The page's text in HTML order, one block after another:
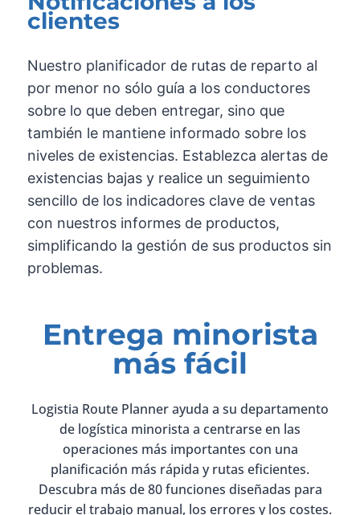
clientes
Nuestro planificador de rutas de reparto al
por menor no sólo guía a los conductores
sobre lo que deben entregar, sino que
también le mantiene informado sobre los
niveles de existencias. Establezca alertas de
existencias bajas y realice un seguimiento
sencillo de los indicadores clave de ventas
con nuestros informes de productos,
simplificando la gestión de sus productos sin
problemas.
Entrega minorista
más fácil
Logistia Route Planner ayuda a su departamento
de logística minorista a centrarse en las
operaciones más importantes con una
planificación más rápida y rutas eficientes.
Descubra más de 80 funciones diseñadas para
reducir el trabajo manual, los errores y los costes.